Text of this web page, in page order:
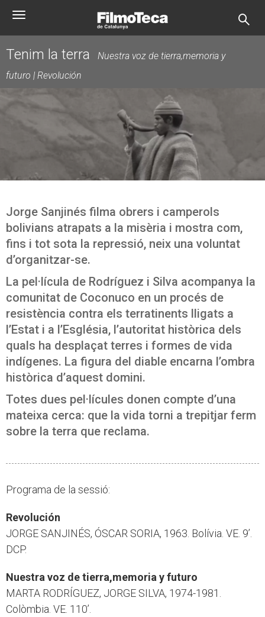
Toggle
Tenim la terra
Nuestra voz de tierra,memoria y
futuro | Revolución
Jorge Sanjinés filma obrers i camperols
bolivians atrapats a la misèria i mostra com,
fins i tot sota la repressió, neix una voluntat
d’organitzar-se.
La pel·lícula de Rodríguez i Silva acompanya la
comunitat de Coconuco en un procés de
resistència contra els terratinents lligats a
l’Estat i a l’Església, l’autoritat històrica dels
quals ha desplaçat terres i formes de vida
indígenes. La figura del diable encarna l’ombra
històrica d’aquest domini.
Totes dues pel·lícules donen compte d’una
mateixa cerca: que la vida torni a trepitjar ferm
sobre la terra que reclama.
Programa de la sessió:
Revolución
JORGE SANJINÉS, ÓSCAR SORIA, 1963. Bolívia. VE. 9’.
DCP.
Nuestra voz de tierra,memoria y futuro
MARTA RODRÍGUEZ, JORGE SILVA, 1974-1981.
Colòmbia. VE. 110’.